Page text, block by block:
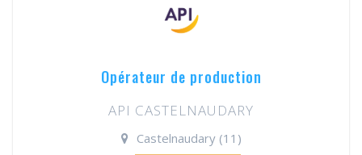
Opérateur de production
API CASTELNAUDARY
Castelnaudary (11)